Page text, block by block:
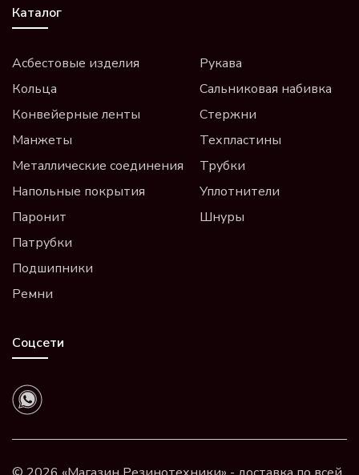
Каталог
Асбестовые изделия
Кольца
Конвейерные ленты
Манжеты
Металлические соединения
Напольные покрытия
Паронит
Патрубки
Подшипники
Ремни
Рукава
Сальниковая набивка
Стержни
Техпластины
Трубки
Уплотнители
Шнуры
Соцсети